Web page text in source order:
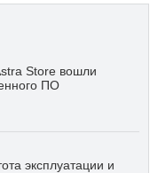
Store вошли
ПО
эксплуатации и